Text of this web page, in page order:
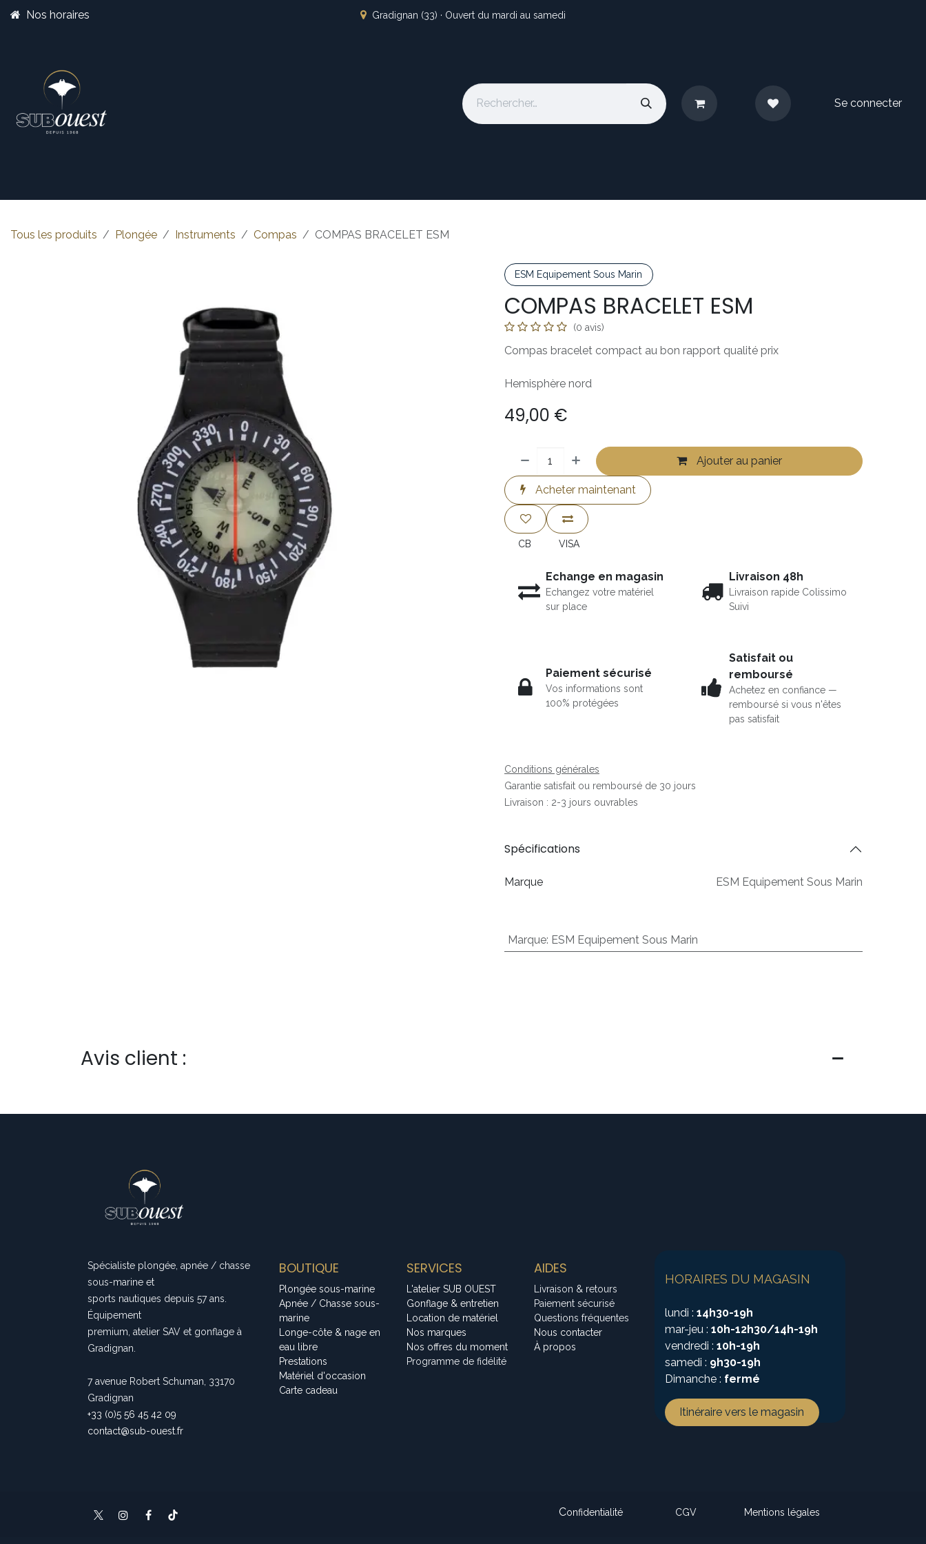
Se rendre au contenu
Nos horaires Gradignan (33) · Ouvert du mardi au samedi
Se connecter
Tous les produits Plongée Instruments Compas COMPAS BRACELET ESM
ESM Equipement Sous Marin
COMPAS BRACELET ESM
(0 avis)
Compas bracelet compact au bon rapport qualité prix
Hemisphère nord
49,00 €
Ajouter au panier
Acheter maintenant
CB VISA
Echange en magasin
Echangez votre matériel
sur place
Livraison 48h
Livraison rapide Colissimo
Suivi
Paiement sécurisé
Vos informations sont
100% protégées
Satisfait ou
remboursé
Achetez en confiance —
remboursé si vous n'êtes
pas satisfait
Conditions générales
Garantie satisfait ou remboursé de 30 jours
Livraison : 2-3 jours ouvrables
Spécifications
Marque ESM Equipement Sous Marin
Marque: ESM Equipement Sous Marin
Avis client :
Spécialiste plongée, apnée / chasse
sous-marine et
sports nautiques depuis 57 ans.
Équipement
premium, atelier SAV et gonflage à
Gradignan.
7 avenue Robert Schuman, 33170
Gradignan
+33 (0)5 56 45 42 09
contact@sub-ouest.fr
BOUTIQUE
Plongée sous-marine
Apnée / Chasse sous-
marine
Longe-côte & nage en
eau libre
Prestations
Matériel d'occasion
Carte cadeau
SERVICES
L'atelier SUB OUEST
Gonflage & entretien
Location de matériel
Nos marques
Nos offres du moment
Programme de fidélité
AIDES
Livraison & retours
Paiement sécurisé
Questions fréquentes
Nous contacter
À propos
HORAIRES DU MAGASIN
lundi : 14h30-19h
mar-jeu : 10h-12h30/14h-19h
vendredi : 10h-19h
samedi : 9h30-19h
Dimanche : fermé
Itinéraire vers le magasin
Mentions légales
CGV
Confidentialité